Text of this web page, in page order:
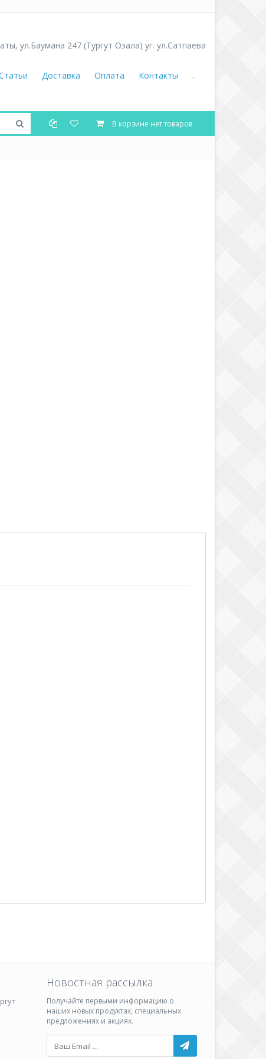
, ул.Баумана 247 (Тургут Озала) уг. ул.Сатпаева
Доставка Оплата Контакты .
В корзине нет товаров
Новостная рассылка
Получайте первыми информацию о
наших новых продуктах, специальных
предложениях и акциях.